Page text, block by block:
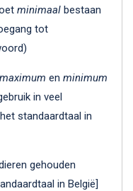
minimaal bestaan
tot
maximum en minimum
in veel
standaardtaal in
gehouden
in België]